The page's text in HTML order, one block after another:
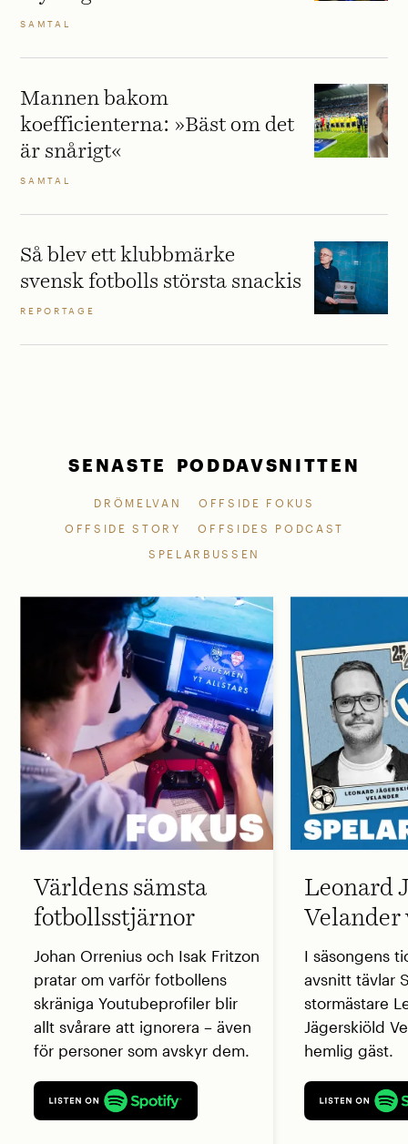
SAMTAL
Mannen bakom
koefficienterna: »Bäst om det
är snårigt«
SAMTAL
Så blev ett klubbmärke
svensk fotbolls största snackis
REPORTAGE
SENASTE PODDAVSNITTEN
DRÖMELVAN
OFFSIDE FOKUS
OFFSIDE STORY
OFFSIDES PODCAST
SPELARBUSSEN
Världens sämsta
fotbollsstjärnor
Johan Orrenius och Isak Fritzon
pratar om varför fotbollens
skräniga Youtubeprofiler blir
allt svårare att ignorera – även
för personer som avskyr dem.
Leonard
Velander
I säsongens
avsnitt tävlar
stormästare
Jägerskiöld
hemlig gäst.